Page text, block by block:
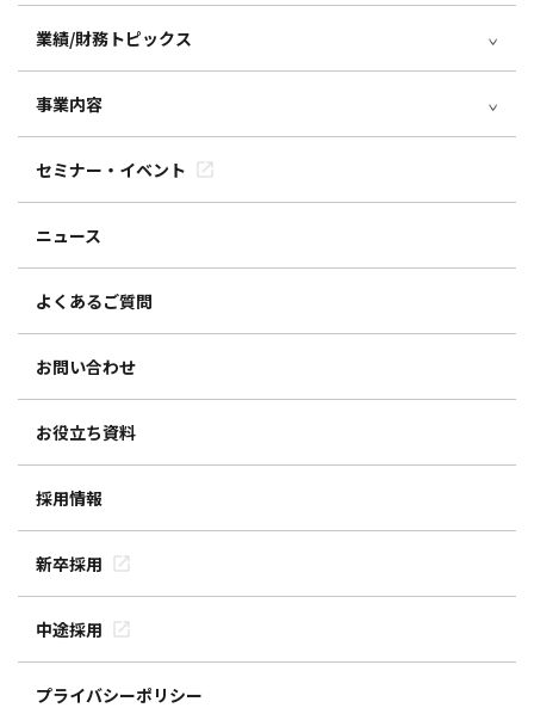
業績/財務トピックス
事業内容
セミナー・イベント
ニュース
よくあるご質問
お問い合わせ
お役立ち資料
採用情報
新卒採用
中途採用
プライバシーポリシー